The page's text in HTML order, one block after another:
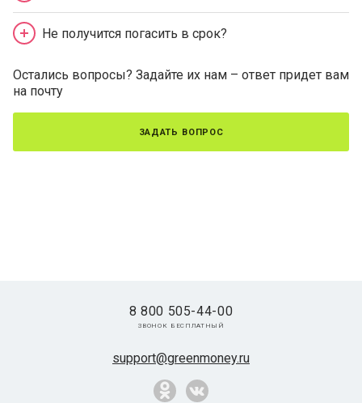
Не получится погасить в срок?
Остались вопросы? Задайте их нам – ответ придет вам
на почту
задать вопрос
support@greenmoney.ru
8 800 505-44-00
звонок бесплатный